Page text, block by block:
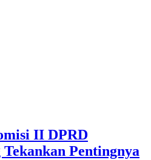
II DPRD
Pentingnya